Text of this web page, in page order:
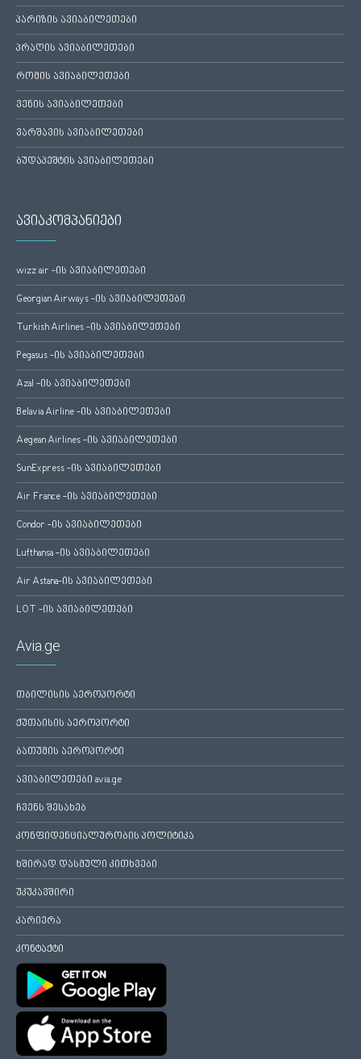
პარიზის ავიაბილეთები
პრაღის ავიაბილეთები
რომის ავიაბილეთები
ვენის ავიაბილეთები
ვარშავის ავიაბილეთები
ბუდაპეშტის ავიაბილეთები
ავიაკომპანიები
wizz air -ის ავიაბილეთები
Georgian Airways -ის ავიაბილეთები
Turkish Airlines -ის ავიაბილეთები
Pegasus -ის ავიაბილეთები
Azal -ის ავიაბილეთები
Belavia Airline -ის ავიაბილეთები
Aegean Airlines -ის ავიაბილეთები
SunExpress -ის ავიაბილეთები
Air France -ის ავიაბილეთები
Condor -ის ავიაბილეთები
Lufthansa -ის ავიაბილეთები
Air Astana-ის ავიაბილეთები
LOT -ის ავიაბილეთები
Avia.ge
თბილისის აეროპორტი
ქუთაისის აეროპორტი
ბათუმის აეროპორტი
ავიაბილეთები avia.ge
ჩვენს შესახებ
კონფიდენციალურობის პოლიტიკა
ხშირად დასმული კითხვები
უკუკავშირი
კარიერა
კონტაქტი